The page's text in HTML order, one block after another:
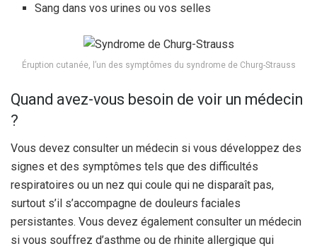
Sang dans vos urines ou vos selles
Éruption cutanée, l’un des symptômes du syndrome de Churg-Strauss
Quand avez-vous besoin de voir un médecin
?
Vous devez consulter un médecin si vous développez des
signes et des symptômes tels que des difficultés
respiratoires ou un nez qui coule qui ne disparaît pas,
surtout s’il s’accompagne de douleurs faciales
persistantes. Vous devez également consulter un médecin
si vous souffrez d’asthme ou de rhinite allergique qui